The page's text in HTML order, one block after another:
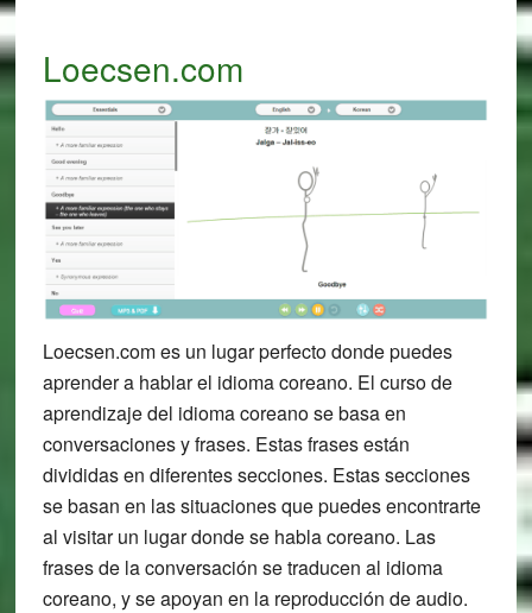
Loecsen.com
Loecsen.com es un lugar perfecto donde puedes
aprender a hablar el idioma coreano. El curso de
aprendizaje del idioma coreano se basa en
conversaciones y frases. Estas frases están
divididas en diferentes secciones. Estas secciones
se basan en las situaciones que puedes encontrarte
al visitar un lugar donde se habla coreano. Las
frases de la conversación se traducen al idioma
coreano, y se apoyan en la reproducción de audio.